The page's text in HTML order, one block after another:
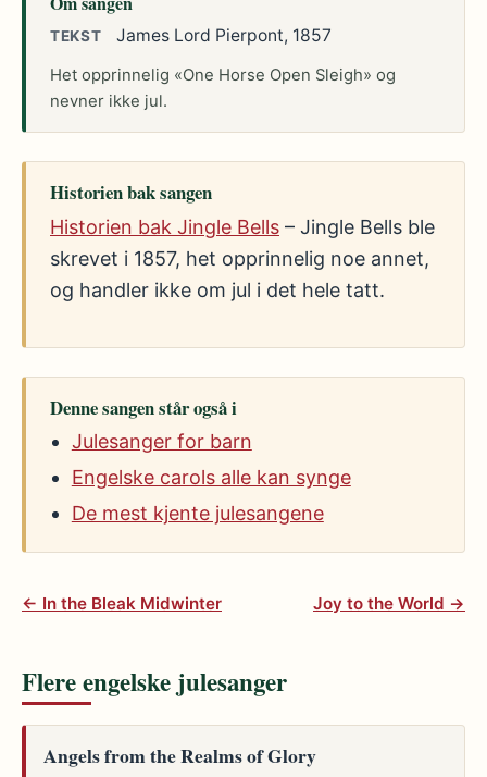
TEKST James Lord Pierpont, 1857
Het opprinnelig «One Horse Open Sleigh» og
nevner ikke jul.
Historien bak sangen
Historien bak Jingle Bells – Jingle Bells ble
skrevet i 1857, het opprinnelig noe annet,
og handler ikke om jul i det hele tatt.
Denne sangen står også i
Julesanger for barn
Engelske carols alle kan synge
De mest kjente julesangene
← In the Bleak Midwinter Joy to the World →
Flere engelske julesanger
Angels from the Realms of Glory